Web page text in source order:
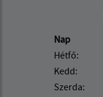
Nap
Hétfő:
Kedd:
Szerda: